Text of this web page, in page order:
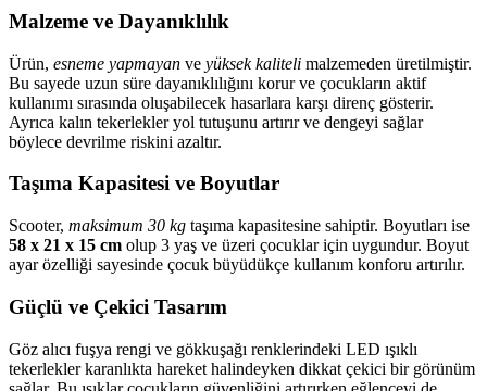
Malzeme ve Dayanıklılık
Ürün, esneme yapmayan ve yüksek kaliteli malzemeden üretilmiştir.
Bu sayede uzun süre dayanıklılığını korur ve çocukların aktif
kullanımı sırasında oluşabilecek hasarlara karşı direnç gösterir.
Ayrıca kalın tekerlekler yol tutuşunu artırır ve dengeyi sağlar
böylece devrilme riskini azaltır.
Taşıma Kapasitesi ve Boyutlar
Scooter, maksimum 30 kg taşıma kapasitesine sahiptir. Boyutları ise
58 x 21 x 15 cm olup 3 yaş ve üzeri çocuklar için uygundur. Boyut
ayar özelliği sayesinde çocuk büyüdükçe kullanım konforu artırılır.
Güçlü ve Çekici Tasarım
Göz alıcı fuşya rengi ve gökkuşağı renklerindeki LED ışıklı
tekerlekler karanlıkta hareket halindeyken dikkat çekici bir görünüm